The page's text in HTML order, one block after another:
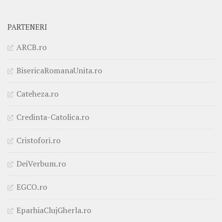
PARTENERI
ARCB.ro
BisericaRomanaUnita.ro
Cateheza.ro
Credinta-Catolica.ro
Cristofori.ro
DeiVerbum.ro
EGCO.ro
EparhiaClujGherla.ro